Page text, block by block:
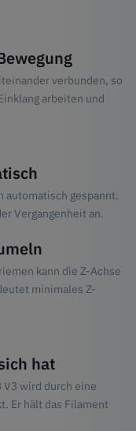
verbunden, so
arbeiten und
automatisch gespannt.
Vergangenheit an.
kann die Z-Achse
minimales Z-
hat
wird durch eine
Er hält das Filament